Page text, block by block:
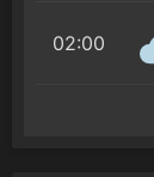
02:00